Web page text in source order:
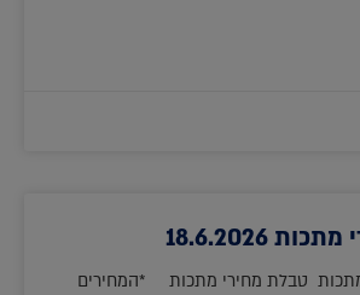
18.6.2026
טבלת מחירי מתכות *המחירים